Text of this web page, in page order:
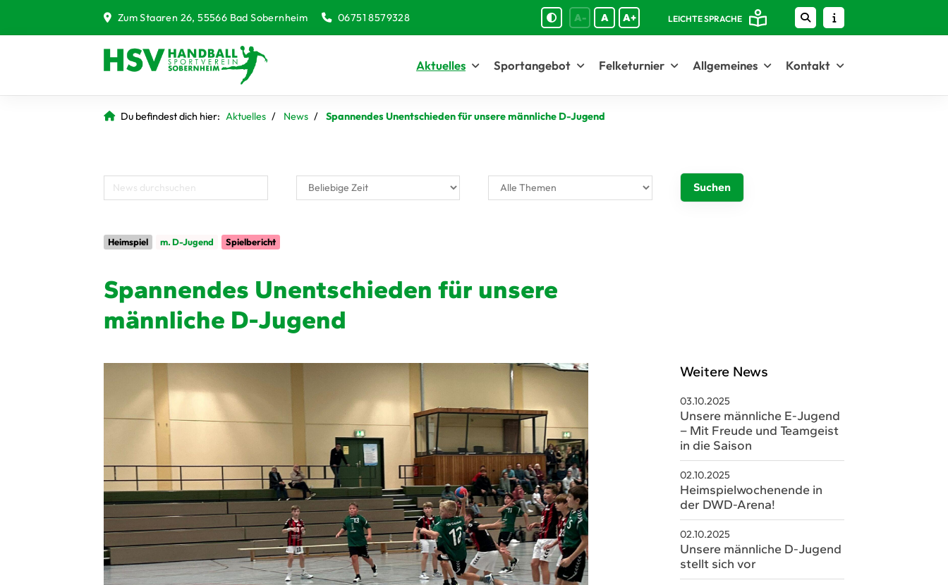
Zum Staaren 26, 55566 Bad Sobernheim 06751 8579328 A- A A+ LEICHTE SPRACHE
Aktuelles Sportangebot Felketurnier Allgemeines Kontakt
Du befindest dich hier: Aktuelles News Spannendes Unentschieden für unsere männliche D-Jugend
Heimspiel m. D-Jugend Spielbericht
Spannendes Unentschieden für unsere
männliche D-Jugend
Weitere News
03.10.2025
Unsere männliche E-Jugend
– Mit Freude und Teamgeist
in die Saison
02.10.2025
Heimspielwochenende in
der DWD-Arena!
02.10.2025
Unsere männliche D-Jugend
stellt sich vor
Quicklinks
Sportangebote finden
Unser Sportangebot
Ausfälle und Vertretungen
Deutsches Sportabzeichen
Mitglieder-Service
Alles zur Mitgliedschaft
Downloads
Termine
Geschäftsstelle
HSV Sobernheim e.V.
Zum Staaren 26
55566 Bad Sobernheim